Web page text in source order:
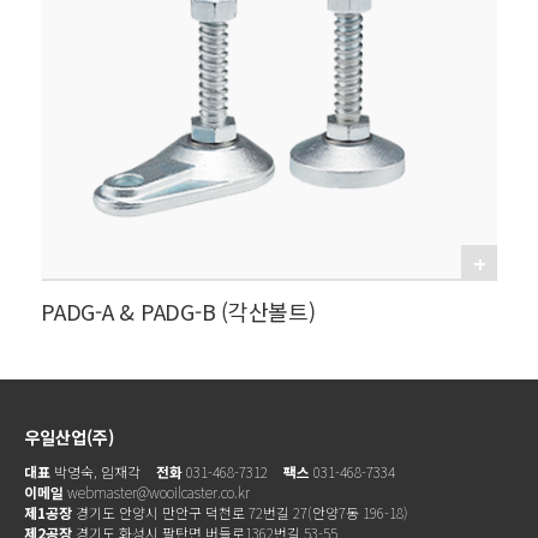
PADG-A & PADG-B (각산볼트)
우일산업(주)
대표 박영숙, 임재각 전화031-468-7312 팩스 031-468-7334
이메일 webmaster@wooilcaster.co.kr
제1공장 경기도 안양시 만안구 덕천로 72번길 27(안양7동 196-18)
제2공장 경기도 화성시 팔탄면 버들로1362번길 53-55